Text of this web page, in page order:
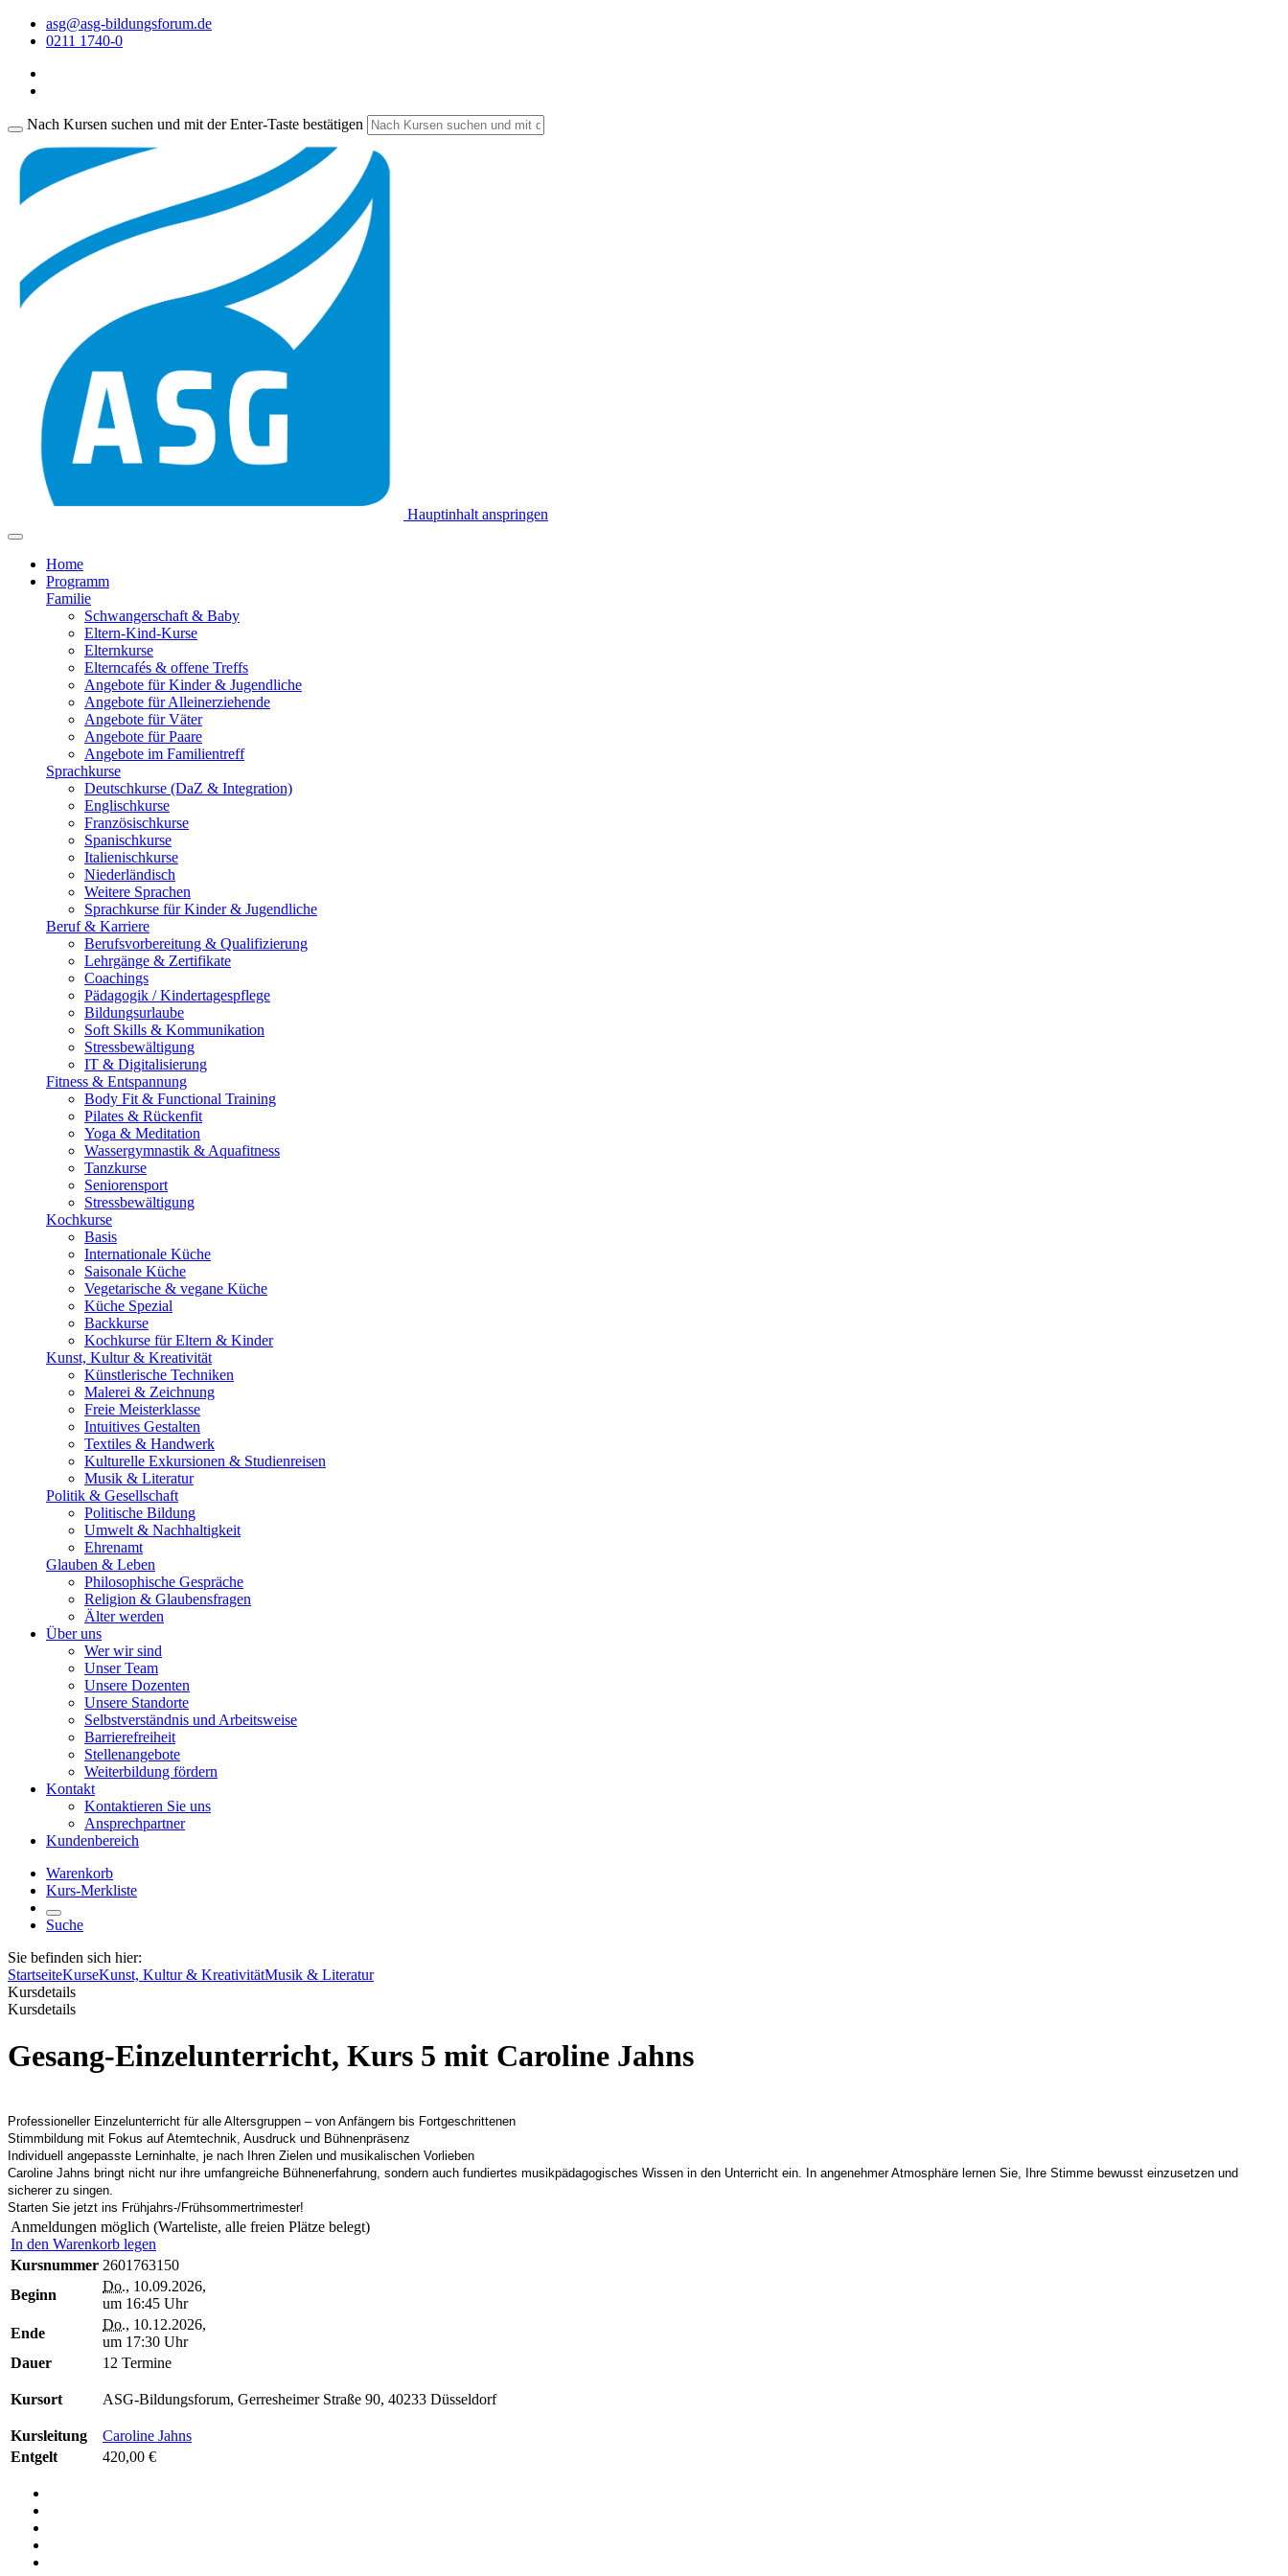
asg@asg-bildungsforum.de
0211 1740-0
Nach Kursen suchen und mit der Enter-Taste bestätigen
Hauptinhalt anspringen
Home
Programm
Familie
Schwangerschaft & Baby
Eltern-Kind-Kurse
Elternkurse
Elterncafés & offene Treffs
Angebote für Kinder & Jugendliche
Angebote für Alleinerziehende
Angebote für Väter
Angebote für Paare
Angebote im Familientreff
Sprachkurse
Deutschkurse (DaZ & Integration)
Englischkurse
Französischkurse
Spanischkurse
Italienischkurse
Niederländisch
Weitere Sprachen
Sprachkurse für Kinder & Jugendliche
Beruf & Karriere
Berufsvorbereitung & Qualifizierung
Lehrgänge & Zertifikate
Coachings
Pädagogik / Kindertagespflege
Bildungsurlaube
Soft Skills & Kommunikation
Stressbewältigung
IT & Digitalisierung
Fitness & Entspannung
Body Fit & Functional Training
Pilates & Rückenfit
Yoga & Meditation
Wassergymnastik & Aquafitness
Tanzkurse
Seniorensport
Stressbewältigung
Kochkurse
Basis
Internationale Küche
Saisonale Küche
Vegetarische & vegane Küche
Küche Spezial
Backkurse
Kochkurse für Eltern & Kinder
Kunst, Kultur & Kreativität
Künstlerische Techniken
Malerei & Zeichnung
Freie Meisterklasse
Intuitives Gestalten
Textiles & Handwerk
Kulturelle Exkursionen & Studienreisen
Musik & Literatur
Politik & Gesellschaft
Politische Bildung
Umwelt & Nachhaltigkeit
Ehrenamt
Glauben & Leben
Philosophische Gespräche
Religion & Glaubensfragen
Älter werden
Über uns
Wer wir sind
Unser Team
Unsere Dozenten
Unsere Standorte
Selbstverständnis und Arbeitsweise
Barrierefreiheit
Stellenangebote
Weiterbildung fördern
Kontakt
Kontaktieren Sie uns
Ansprechpartner
Kundenbereich
Warenkorb
Kurs-Merkliste
Suche
Sie befinden sich hier:
StartseiteKurseKunst, Kultur & KreativitätMusik & Literatur
Kursdetails
Kursdetails
Gesang-Einzelunterricht, Kurs 5 mit Caroline Jahns
Professioneller Einzelunterricht für alle Altersgruppen – von Anfängern bis Fortgeschrittenen
Stimmbildung mit Fokus auf Atemtechnik, Ausdruck und Bühnenpräsenz
Individuell angepasste Lerninhalte, je nach Ihren Zielen und musikalischen Vorlieben
Caroline Jahns bringt nicht nur ihre umfangreiche Bühnenerfahrung, sondern auch fundiertes musikpädagogisches Wissen in den Unterricht ein. In angenehmer Atmosphäre lernen Sie, Ihre Stimme bewusst einzusetzen und
sicherer zu singen.
Starten Sie jetzt ins Frühjahrs-/Frühsommertrimester!
Anmeldungen möglich (Warteliste, alle freien Plätze belegt)
In den Warenkorb legen
Kursnummer 2601763150
Beginn
Do., 10.09.2026,
um 16:45 Uhr
Ende
Do., 10.12.2026,
um 17:30 Uhr
Dauer
12 Termine
Kursort ASG-Bildungsforum, Gerresheimer Straße 90, 40233 Düsseldorf
Kursleitung
Caroline Jahns
Entgelt
420,00 €